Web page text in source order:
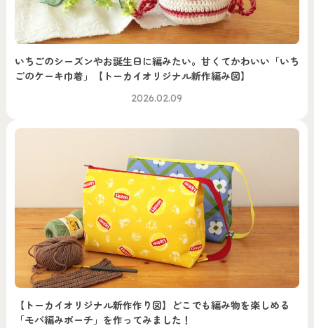
いちごのシーズンやお誕生日に編みたい。甘くてかわいい「いち
ごのケーキ巾着」【トーカイオリジナル新作編み図】
2026.02.09
【トーカイオリジナル新作作り図】どこでも編み物を楽しめる
「モバ編みポーチ」を作ってみました！